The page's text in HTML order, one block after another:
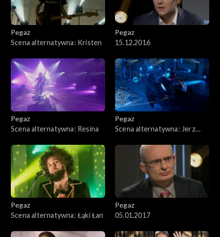
Pegaz
Scena alternatywna: Kristen
Pegaz
15.12.2016
Pegaz
Scena alternatywna: Resina
Pegaz
Scena alternatywna: Jerz
Pegaz
Scena alternatywna: Łąki Łan
Pegaz
05.01.2017